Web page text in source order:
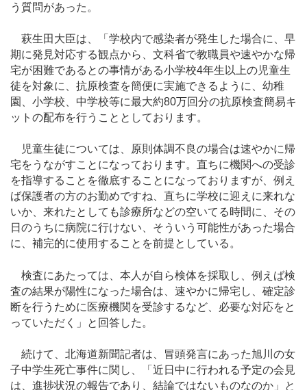
う質問があった。
萩生田大臣は、「学校内で感染者が発生した場合に、早
期に発見対応する観点から、文科省で教職員や速やかな帰
宅が困難であるとの事情がある小学校4年生以上の児童生
徒を対象に、抗原検査を簡便に実施できるように、幼稚
園、小学校、中学校等に最大約80万回分の抗原検査簡易キ
ットの配布を行うこととしております。
児童生徒については、原則体調不良の場合は速やかに帰
宅をうながすことになっております。直ちに機関への受診
を指導することを徹底することになっておりますが、例え
ば保護者の方のお勤めですね、直ちに学校に迎えに来れな
いか、来れたとしても診療所などの空いてる時間に、その
日のうちに病院に行けない、そういう可能性があった場合
に、補完的に使用することを前提としている。
検査にあたっては、本人が自ら検体を採取し、例えば検
査の結果が陽性になった場合は、速やかに帰宅し、確定診
断を行うために医療機関を受診するなど、必要な対応をと
っていただく」と回答した。
続けて、北海道新聞記者は、冒頭発言にあった旭川の女
子中学生死亡事件に関し、「近日中に行われる予定の会見
は、進捗状況の報告であり、結論ではないものなのか」と